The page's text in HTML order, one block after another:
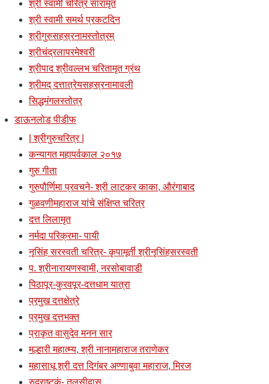
श्री स्वामी चरित्र सारामृत
श्री स्वामी समर्थ प्रकटदिन
श्रीगुरुसहस्रनामस्तोत्रम्
श्रीचंद्रलापरमेश्वरी
श्रीपाद श्रीवल्लभ चरितामृत ग्रंथ
श्रीमद् दत्तात्रेयसहस्रनामावली
सिद्धमंगलस्तोत्र
डाऊनलोड पीडीफ
| श्रीगुरुचरित्र |
कन्यागत महापर्वकाल २०१७
गुरु गीता
गुरुपौर्णिमा प्रवचने- श्री लाटकर काका, औरंगाबाद
गुळवणीमहाराज यांचे संक्षिप्त चरित्र
दत्त लिलामृत
नर्मदा परिक्रमा- पायी
नृसिंह सरस्वती चरित्र- कृपामूर्ती श्रीनृसिंहसरस्वती
प. श्रीनारायणस्वामी, नरसोबावाडी
पिठापूर-कुरवपूर-दत्तधाम यात्रा
प्रमुख दत्तक्षेत्रे
प्रमुख दत्तभक्त
प्राकृत वासुदेव मनन सार
मल्हारी महात्म्य, श्री नानामहाराज तराणेकर
महासाधू श्री दत्त दिगंबर अण्णाबुवा महाराज, मिरज
रुद्राष्टकं- तुलसीदास